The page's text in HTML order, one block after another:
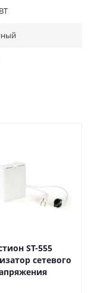
ST-555
сетевого